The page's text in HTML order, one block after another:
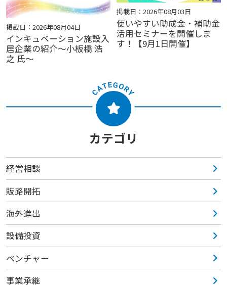
掲載日：2026年08月04日
インキュベーション施設入
居企業の紹介～小板橋 浩
之 氏～
掲載日：2026年08月03日
使いやすい助成金・補助金
活用セミナーを開催しま
す！【9月1日開催】
カテゴリ
経営相談
販路開拓
海外進出
設備投資
ベンチャー
事業承継